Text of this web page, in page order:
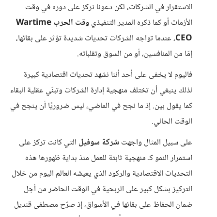
الاستقرار في الشركات، لكن دعونا نركز على دوره في وقت
الأزمات أو كما ذكره المدير التنفيذي
وقت الحرب Wartime
CEO، عندما تواجه الشركات تحديات شديدة تؤثر على بقائها،
إمّا من المنافسين، أو من السوق وتقلباته.
فاليوم لا يخفى على أحد أننا نشهد تحديات اقتصادية كبيرة
لذلك ينبغي أن تختلف منهجية إدارة الشركات وتبنّي عقلية البقاء
كما يقول بين. إذ ما نجح في الماضي، ليس ضروريًا أن ينجح في
الوقت الحالي.
على سبيل المثال واجهت شركة سوفيل التي كانت تركز على
استمرار النمو كـ منهجية ثابتة للعمل منذ بداية ظهورها هذه
التحديات الاقتصادية والركود الذي يعيشه العالم اليوم من خلال
التركيز بشكل كبير على الربحية في الوقت الحاضر من أجل
ضمان الحفاظ على بقائها في الأسواق، إذ صرّح مصطفى قنديل